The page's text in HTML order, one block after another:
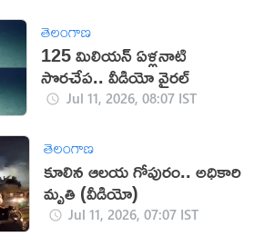
తెలంగాణ
125 మిలియన్ ఏళ్లనాటి
సొరచేప.. వీడియో వైరల్
Jul 11, 2026, 08:07 IST
తెలంగాణ
కూలిన ఆలయ గోపురం.. అధికారి
మృతి (వీడియో)
Jul 11, 2026, 07:07 IST